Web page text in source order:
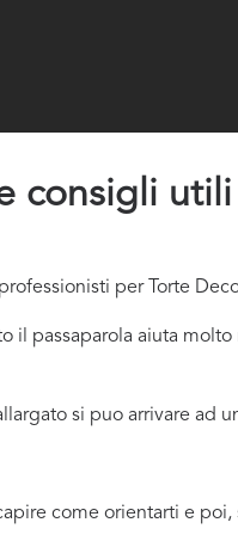
consigli
per Torte
passaparola aiuta
si puo arrivare ad
come orientarti e